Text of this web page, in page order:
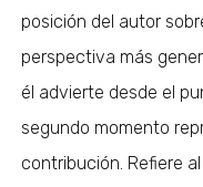
posición del autor
perspectiva más
él advierte desde el
segundo momento
contribución. Refiere